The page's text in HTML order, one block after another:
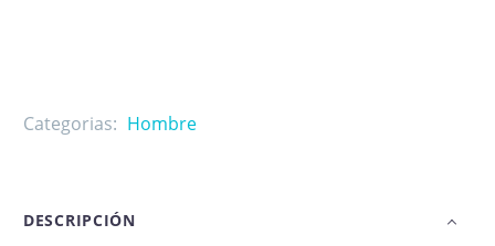
Categorias: Hombre
DESCRIPCIÓN